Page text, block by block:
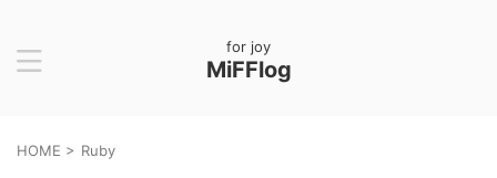
for joy
MiFFlog
HOME > Ruby